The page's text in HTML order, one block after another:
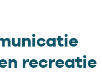
recreatie